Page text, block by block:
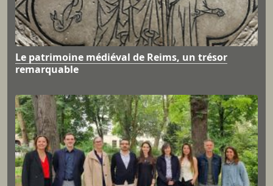
Le patrimoine médiéval de Reims, un trésor
remarquable